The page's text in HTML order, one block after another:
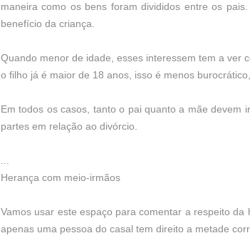
maneira como os bens foram divididos entre os
benefício da criança.
Quando menor de idade, esses interessem tem a ver
o filho já é maior de 18 anos, isso é menos
Em todos os casos, tanto o pai quanto a mãe
partes em relação ao divórcio.
Herança com meio-irmãos
Vamos usar este espaço para comentar a respeito
apenas uma pessoa do casal tem direito a metade